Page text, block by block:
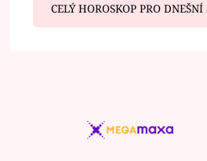
CELÝ HOROSKOP PRO DNEŠNÍ